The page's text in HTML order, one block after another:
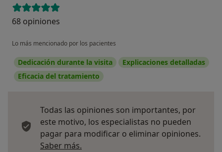
68 opiniones
Lo más mencionado por los pacientes
Dedicación durante la visita
Explicaciones detalladas
Eficacia del tratamiento
Todas las opiniones son importantes, por
este motivo, los especialistas no pueden
pagar para modificar o eliminar opiniones.
Saber más.